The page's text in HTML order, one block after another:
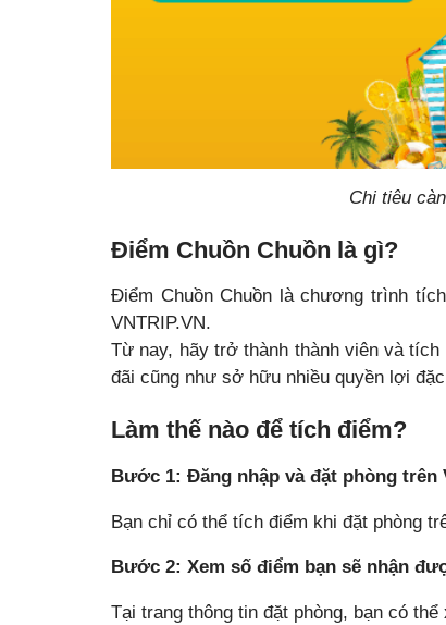
Chi tiêu
Điểm Chuồn Chuồn là gì?
Điểm Chuồn Chuồn là chương trình
VNTRIP.VN.
Từ nay, hãy trở thành thành viên và
đãi cũng như sở hữu nhiều quyền lợi
Làm thế nào để tích điểm?
Bước 1: Đăng nhập và đặt phòng trên
Bạn chỉ có thể tích điểm khi đặt phòng
Bước 2: Xem số điểm bạn sẽ nhận
Tại trang thông tin đặt phòng, bạn có